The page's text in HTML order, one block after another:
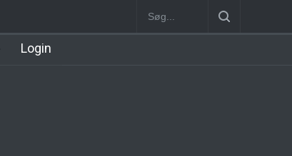
Klampenborg Station Gentofte
Login